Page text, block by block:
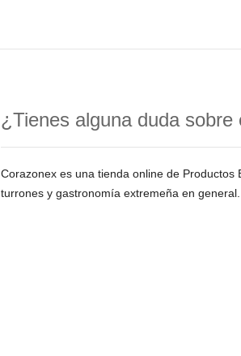
¿Tienes alguna duda
Corazonex es una tienda online de
turrones y gastronomía extremeña en general.